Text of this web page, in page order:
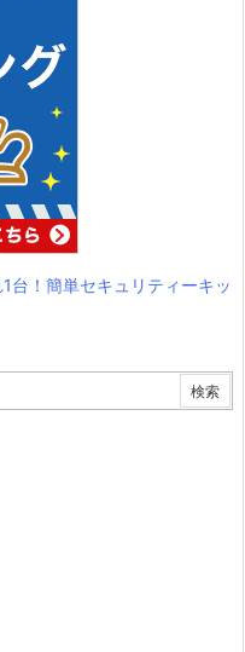
台！簡単セキュリティーキッ